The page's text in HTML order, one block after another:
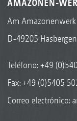
AMAZONEN-
Am
D-49205
Teléfono:+49
Fax: +49 (0)5405
Correo electrónico: